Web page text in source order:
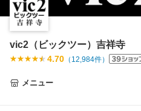
vic2（ビックツー）吉祥寺
4.70 （ 12,984件）
メニュー